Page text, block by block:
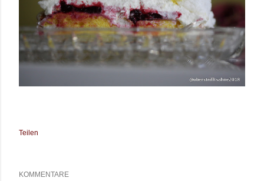
Teilen
KOMMENTARE